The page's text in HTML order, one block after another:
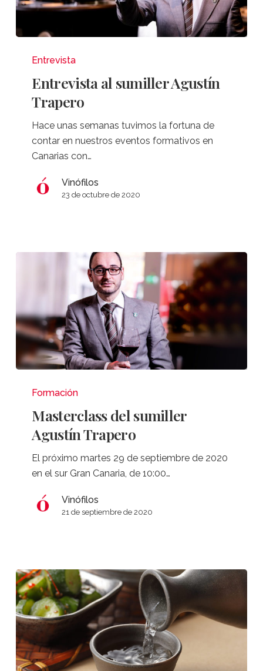
Agustín
Trapero
Entrevista
Entrevista al sumiller Agustín
Trapero
Hace unas semanas tuvimos la fortuna de
contar en nuestros eventos formativos en
Canarias con…
Vinófilos
23 de octubre de 2020
Agustín
Trapero
Formación
Masterclass del sumiller
Agustín Trapero
El próximo martes 29 de septiembre de 2020
en el sur Gran Canaria, de 10:00…
Vinófilos
21 de septiembre de 2020